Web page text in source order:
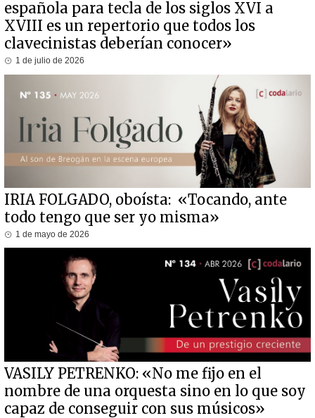
española para tecla de los siglos XVI a
XVIII es un repertorio que todos los
clavecinistas deberían conocer»
1 de julio de 2026
IRIA FOLGADO, oboísta: «Tocando, ante
todo tengo que ser yo misma»
1 de mayo de 2026
VASILY PETRENKO: «No me fijo en el
nombre de una orquesta sino en lo que soy
capaz de conseguir con sus músicos»